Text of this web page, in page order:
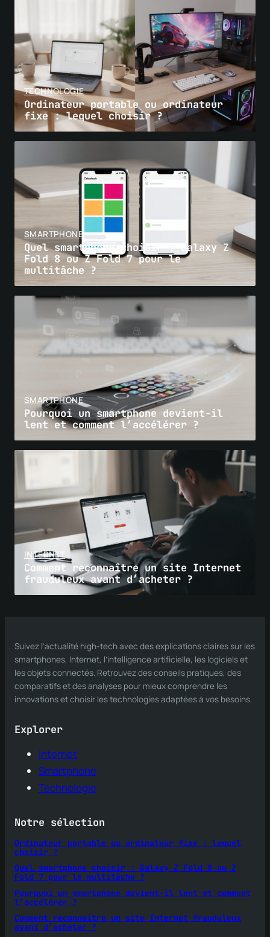
TECHNOLOGIE
Ordinateur portable ou ordinateur
fixe : lequel choisir ?
SMARTPHONE
Quel smartphone choisir : Galaxy Z
Fold 8 ou Z Fold 7 pour le
multitâche ?
SMARTPHONE
Pourquoi un smartphone devient-il
lent et comment l’accélérer ?
INTERNET
Comment reconnaître un site Internet
frauduleux avant d’acheter ?
Suivez l’actualité high-tech avec des explications claires sur les
smartphones, Internet, l’intelligence artificielle, les logiciels et
les objets connectés. Retrouvez des conseils pratiques, des
comparatifs et des analyses pour mieux comprendre les
innovations et choisir les technologies adaptées à vos besoins.
Explorer
Internet
Smartphone
Technologie
Notre sélection
Ordinateur portable ou ordinateur fixe : lequel
choisir ?
Quel smartphone choisir : Galaxy Z Fold 8 ou Z
Fold 7 pour le multitâche ?
Pourquoi un smartphone devient-il lent et comment
l’accélérer ?
Comment reconnaître un site Internet frauduleux
avant d’acheter ?